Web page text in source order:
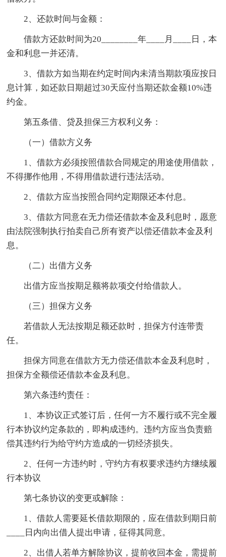
2、还款时间与金额：
借款方还款时间为20________年____月____日，本
金和利息一并还清。
3、借款方如当期在约定时间内未清当期款项应按日
息计算，如还款日期超过30天应付当期还款金额10%违
约金。
第五条借、贷及担保三方权利义务：
（一）借款方义务
1、借款方必须按照借款合同规定的用途使用借款，
不得挪作他用，不得用借款进行违法活动。
2、借款方应当按照合同约定期限还本付息。
3、借款方同意在无力偿还借款本金及利息时，愿意
由法院强制执行拍卖自己所有资产以偿还借款本金及利
息。
（二）出借方义务
出借方应当按期足额将款项交付给借款人。
（三）担保方义务
若借款人无法按期足额还款时，担保方付连带责
任。
担保方同意在借款方无力偿还借款本金及利息时，
担保方全额偿还借款本金及利息。
第六条违约责任：
1、本协议正式签订后，任何一方不履行或不完全履
行本协议约定条款的，即构成违约。违约方应当负责赔
偿其违约行为给守约方造成的一切经济损失。
2、任何一方违约时，守约方有权要求违约方继续履
行本协议
第七条协议的变更或解除：
1、借款人需要延长借款期限的，应在借款到期日前
____日内向出借人提出申请，征得其同意。
2、出借人若单方解除协议，提前收回本金，需提前